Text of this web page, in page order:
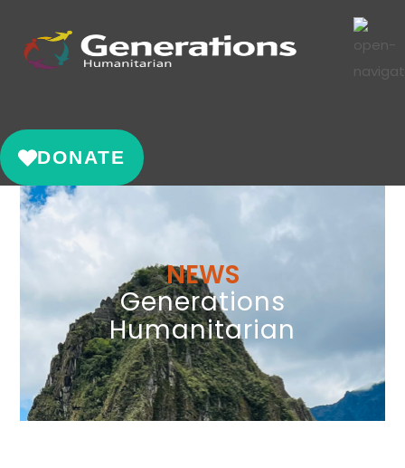
DONATE
NEWS
Generations
Humanitarian